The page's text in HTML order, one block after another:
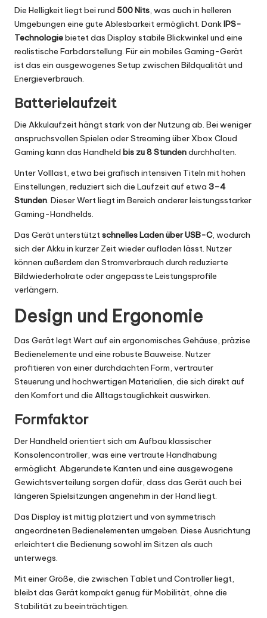
Die Helligkeit liegt bei rund 500 Nits, was auch in helleren
Umgebungen eine gute Ablesbarkeit ermöglicht. DankIPS-
Technologiebietet das Display stabile Blickwinkel und eine
realistische Farbdarstellung. Für ein mobiles Gaming-Gerät
ist das ein ausgewogenes Setup zwischen Bildqualität und
Energieverbrauch.
Batterielaufzeit
Die Akkulaufzeit hängt stark von der Nutzung ab. Bei weniger
anspruchsvollen Spielen oder Streaming über Xbox Cloud
Gaming kann das Handheld bis zu 8 Stundendurchhalten.
Unter Volllast, etwa bei grafisch intensiven Titeln mit hohen
Einstellungen, reduziert sich die Laufzeit auf etwa 3–4
Stunden. Dieser Wert liegt im Bereich anderer leistungsstarker
Gaming-Handhelds.
Das Gerät unterstütztschnelles Laden über USB-C, wodurch
sich der Akku in kurzer Zeit wieder aufladen lässt. Nutzer
können außerdem den Stromverbrauch durch reduzierte
Bildwiederholrate oder angepasste Leistungsprofile
verlängern.
Design und Ergonomie
Das Gerät legt Wert auf ein ergonomisches Gehäuse, präzise
Bedienelemente und eine robuste Bauweise. Nutzer
profitieren von einer durchdachten Form, vertrauter
Steuerung und hochwertigen Materialien, die sich direkt auf
den Komfort und die Alltagstauglichkeit auswirken.
Formfaktor
Der Handheld orientiert sich am Aufbau klassischer
Konsolencontroller, was eine vertraute Handhabung
ermöglicht. Abgerundete Kanten und eine ausgewogene
Gewichtsverteilung sorgen dafür, dass das Gerät auch bei
längeren Spielsitzungen angenehm in der Hand liegt.
Das Display ist mittig platziert und von symmetrisch
angeordneten Bedienelementen umgeben. Diese Ausrichtung
erleichtert die Bedienung sowohl im Sitzen als auch
unterwegs.
Mit einer Größe, die zwischen Tablet und Controller liegt,
bleibt das Gerät kompakt genug für Mobilität, ohne die
Stabilität zu beeinträchtigen.